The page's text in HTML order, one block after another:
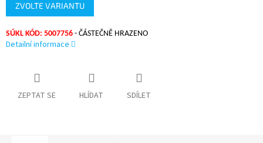
ZVOLTE VARIANTU
SÚKL KÓD: 5007756 - ČÁSTEČNĚ HRAZENO
Detailní informace
ZEPTAT SE HLÍDAT SDÍLET